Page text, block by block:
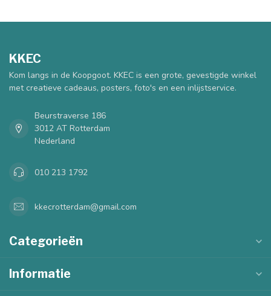
KKEC
Kom langs in de Koopgoot. KKEC is een grote, gevestigde winkel
met creatieve cadeaus, posters, foto's en een inlijstservice.
Beurstraverse 186
3012 AT Rotterdam
Nederland
010 213 1792
kkecrotterdam@gmail.com
Categorieën
Informatie